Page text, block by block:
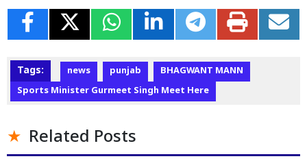
Tags: news punjab
BHAGWANT MANN
Sports Minister Gurmeet Singh Meet Here
Related Posts